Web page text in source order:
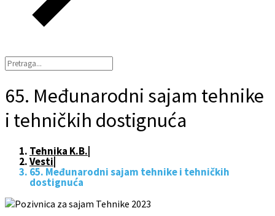
65. Međunarodni sajam tehnike
i tehničkih dostignuća
Tehnika K.B.
Vesti
65. Međunarodni sajam tehnike i tehničkih
dostignuća